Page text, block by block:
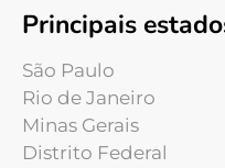
Principais
São Paulo
Rio de Janeiro
Minas Gerais
Distrito Federal